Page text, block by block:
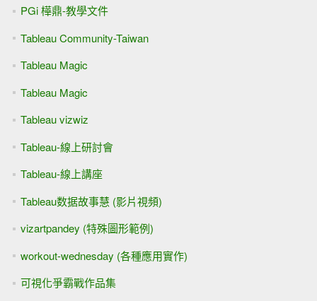
PGi 樺鼎-教學文件
Tableau Community-Taiwan
Tableau Magic
Tableau Magic
Tableau vizwiz
Tableau-線上研討會
Tableau-線上講座
Tableau数据故事慧 (影片視頻)
vizartpandey (特殊圖形範例)
workout-wednesday (各種應用實作)
可視化爭霸戰作品集